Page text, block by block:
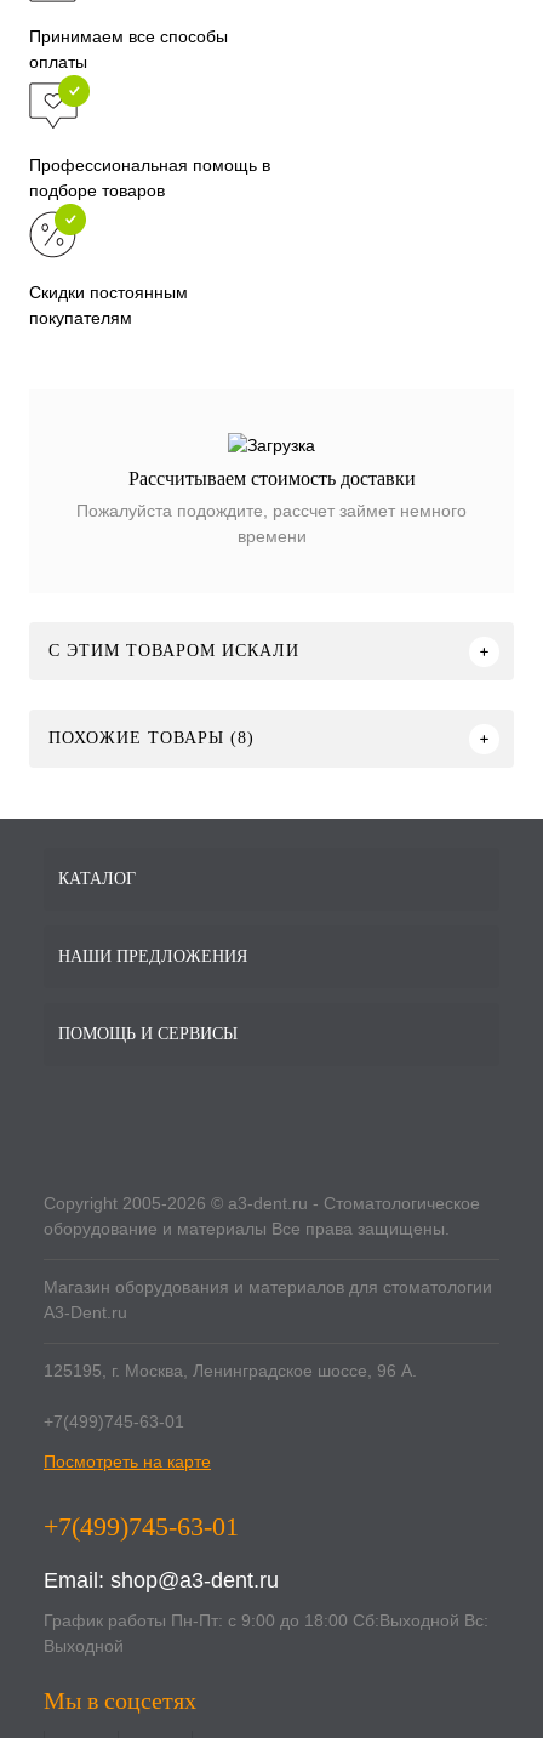
Принимаем все способы
оплаты
Профессиональная помощь в
подборе товаров
Скидки постоянным
покупателям
Рассчитываем стоимость доставки
Пожалуйста подождите, рассчет займет немного
времени
C ЭТИМ ТОВАРОМ ИСКАЛИ
ПОХОЖИЕ ТОВАРЫ (8)
КАТАЛОГ
НАШИ ПРЕДЛОЖЕНИЯ
ПОМОЩЬ И СЕРВИСЫ
Copyright 2005-2026 © a3-dent.ru - Стоматологическое
оборудование и материалы Все права защищены.
Магазин оборудования и материалов для стоматологии
A3-Dent.ru
125195, г. Москва, Ленинградское шоссе, 96 А.
+7(499)745-63-01
Посмотреть на карте
+7(499)745-63-01
Email: shop@a3-dent.ru
График работы Пн-Пт: с 9:00 до 18:00 Сб:Выходной Вс:
Выходной
Мы в соцсетях